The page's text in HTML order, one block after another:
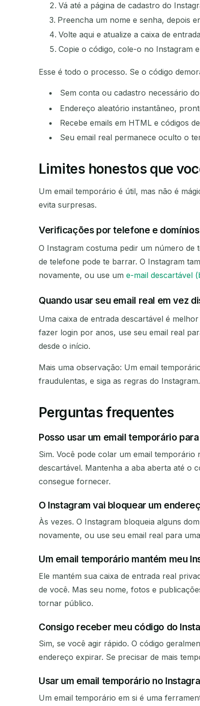
Vá até a página de cadastro do
Preencha um nome e senha, depois
Volte aqui e atualize a caixa de
Copie o código, cole-o no Instagram
Esse é todo o processo. Se o código
Sem conta ou cadastro necessário
Endereço aleatório instantâneo,
Recebe emails em HTML e códigos
Seu email real permanece oculto o
Limites honestos que
Um email temporário é útil, mas não é
evita surpresas.
Verificações por telefone e
O Instagram costuma pedir um número
de telefone pode te barrar. O Instagram
novamente, ou use um e-mail descartável
Quando usar seu email real em vez
Uma caixa de entrada descartável é
fazer login por anos, use seu email real
desde o início.
Mais uma observação: Um email
fraudulentas, e siga as regras do Instagram.
Perguntas frequentes
Posso usar um email temporário
Sim. Você pode colar um email
descartável. Mantenha a aba aberta até o
consegue fornecer.
O Instagram vai bloquear um
Às vezes. O Instagram bloqueia alguns
novamente, ou use seu email real para
Um email temporário mantém meu
Ele mantém sua caixa de entrada real
de você. Mas seu nome, fotos e
tornar público.
Consigo receber meu código do
Sim, se você agir rápido. O código
endereço expirar. Se precisar de mais
Usar um email temporário no
Um email temporário em si é uma